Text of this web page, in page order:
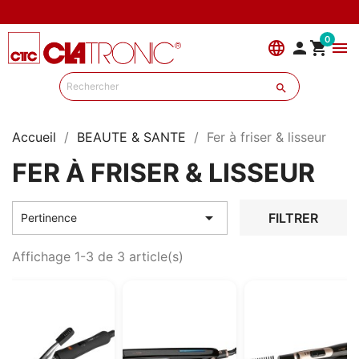
language  0menu

Accueil BEAUTE & SANTE Fer à friser & lisseur
FER À FRISER & LISSEUR
Pertinence  FILTRER
Affichage 1-3 de 3 article(s)